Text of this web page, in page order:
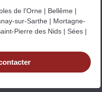
de l'Orne | Bellême |
sur-Sarthe | Mortagne-
Pierre des Nids | Sées |